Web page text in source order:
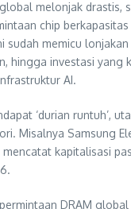
melonjak drastis,
chip
sudah memicu
hingga investasi yang
AI.
‘durian runtuh’,
Misalnya Samsung
kapitalisasi
DRAM